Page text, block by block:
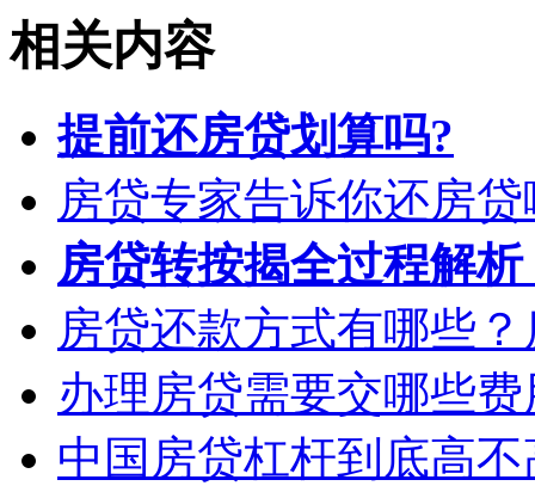
相关内容
提前还房贷划算吗?
房贷专家告诉你还房
房贷转按揭全过程解
房贷还款方式有哪些
办理房贷需要交哪些
中国房贷杠杆到底高